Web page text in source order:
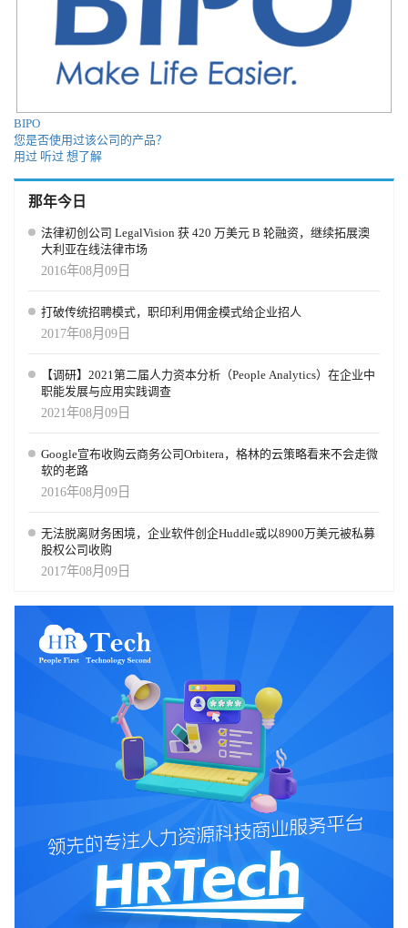
品卡行业预计将每年增长 14%，到 2028 年将达到 160 亿欧元——所
有这些都根据 P101 提供的数据。 关于Toduba Toduba是一家数字化
公司，提供购物券、食品券、礼品卡及差旅费用管理服务。 这家年
轻而创新的初创公司于 2017 年 12 月进入市场，带来了管理的革命
性理念企业福利. 该名称由三个首字母缩略词组成：To、Du、Ba。
台促使用户探索城市的所有地点，发现大量消费机会。 “Du”，代表
英文“do”的发音，to do。对于创始人和整个 Toduba 团队来说，具体
行动和项目实施是无价的。因此，该公司致力于实现共同目标，将
总结了公司提供的解决方案。Toduba 非常重视消费电路，并提供自
由消费，没有约束和限制。目标是让人们以宁静、安全的方式购
物，轻松便捷地简化流程。
BIPO
您是否使用过该公司的产品？
用过 听过 想了解
那年今日
法律初创公司 LegalVision 获 420 万美元 B 轮融资，继续拓展澳
大利亚在线法律市场
2016年08月09日
打破传统招聘模式，职印利用佣金模式给企业招人
2017年08月09日
【调研】2021第二届人力资本分析（People Analytics）在企业中
职能发展与应用实践调查
2021年08月09日
Google宣布收购云商务公司Orbitera，格林的云策略看来不会走微
软的老路
2016年08月09日
无法脱离财务困境，企业软件创企Huddle或以8900万美元被私募
股权公司收购
2017年08月09日